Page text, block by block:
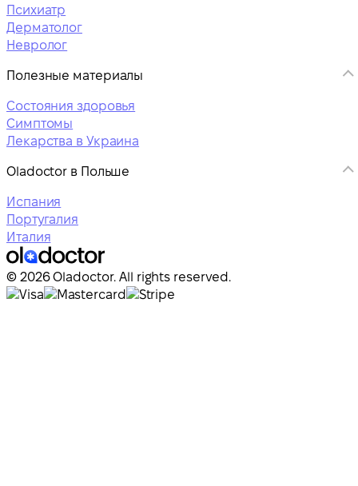
Психиатр
Дерматолог
Невролог
Полезные материалы
Состояния здоровья
Симптомы
Лекарства в Украина
Oladoctor в Польше
Испания
Португалия
Италия
© 2026 Oladoctor. All rights reserved.